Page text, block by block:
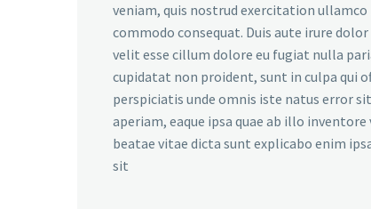
veniam, quis nostrud exercitation ullamco
commodo consequat. Duis aute irure
velit esse cillum dolore eu fugiat nulla
cupidatat non proident, sunt in culpa qui
perspiciatis unde omnis iste natus error
aperiam, eaque ipsa quae ab illo
beatae vitae dicta sunt explicabo enim
sit